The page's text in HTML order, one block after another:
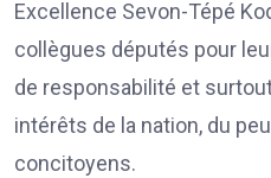
Excellence Sevon-Tépé
collègues députés pour
de responsabilité et
intérêts de la nation, du
concitoyens.